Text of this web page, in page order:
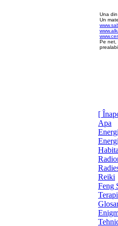
Una
Un
Pe net,
[
Apa
Reiki
Feng